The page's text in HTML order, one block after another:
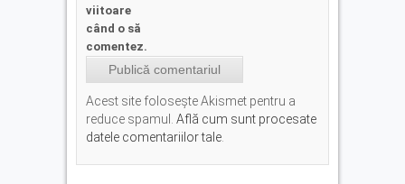
viitoare
când o să
comentez.
Acest site folosește Akismet pentru a
reduce spamul. Află cum sunt procesate
datele comentariilor tale